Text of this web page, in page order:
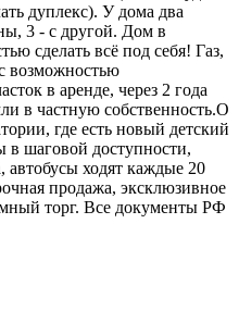
дуплекс). У дома два
3 - с другой. Дом в
сделать всё под себя! Газ,
возможностью
в аренде, через 2 года
в частную собственность.О
где есть новый детский
в шаговой доступности,
автобусы ходят каждые 20
продажа, эксклюзивное
торг. Все документы РФ